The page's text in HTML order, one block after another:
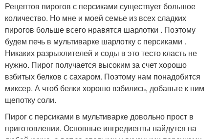
Рецептов пирогов с персиками существует большое
количество. Но мне и моей семье из всех сладких
пирогов больше всего нравятся шарлотки . Поэтому
будем печь в мультиварке шарлотку с персиками .
Никаких разрыхлителей и соды в это тесто класть не
нужно. Пирог получается высоким за счет хорошо
взбитых белков с сахаром. Поэтому нам понадобится
миксер. А чтоб белки хорошо взбились, добавьте к ним
щепотку соли.
Пирог с персиками в мультиварке довольно прост в
приготовлении. Основные ингредиенты найдутся на